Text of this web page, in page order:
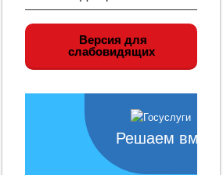
Версия для
слабовидящих
Решаем вместе